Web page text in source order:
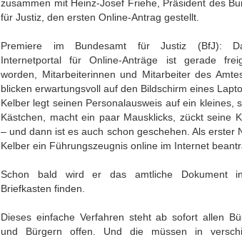
zusammen mit Heinz-Josef Friehe, Präsident des
für Justiz, den ersten Online-Antrag gestellt.
Premiere im Bundesamt für Justiz (BfJ):
Internetportal für Online-Anträge ist gerade
worden, Mitarbeiterinnen und Mitarbeiter des
blicken erwartungsvoll auf den Bildschirm eines
Kelber legt seinen Personalausweis auf ein kleines,
Kästchen, macht ein paar Mausklicks, zückt seine
– und dann ist es auch schon geschehen. Als erster
Kelber ein Führungszeugnis online im Internet
Schon bald wird er das amtliche Dokument
Briefkasten finden.
Dieses einfache Verfahren steht ab sofort allen
und Bürgern offen. Und die müssen in